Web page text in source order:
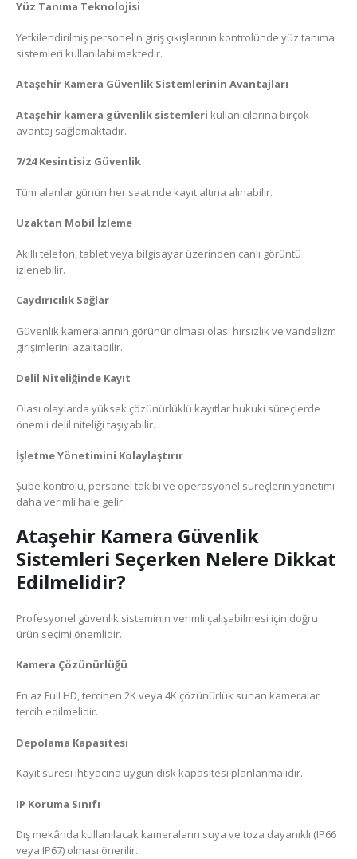
Yüz Tanıma Teknolojisi
Yetkilendirilmiş personelin giriş çıkışlarının kontrolünde yüz tanıma
sistemleri kullanılabilmektedir.
Ataşehir Kamera Güvenlik Sistemlerinin Avantajları
Ataşehir kamera güvenlik sistemleri kullanıcılarına birçok
avantaj sağlamaktadır.
7/24 Kesintisiz Güvenlik
Tüm alanlar günün her saatinde kayıt altına alınabilir.
Uzaktan Mobil İzleme
Akıllı telefon, tablet veya bilgisayar üzerinden canlı görüntü
izlenebilir.
Caydırıcılık Sağlar
Güvenlik kameralarının görünür olması olası hırsızlık ve vandalizm
girişimlerini azaltabilir.
Delil Niteliğinde Kayıt
Olası olaylarda yüksek çözünürlüklü kayıtlar hukuki süreçlerde
önemli delil niteliği taşıyabilir.
İşletme Yönetimini Kolaylaştırır
Şube kontrolü, personel takibi ve operasyonel süreçlerin yönetimi
daha verimli hale gelir.
Ataşehir Kamera Güvenlik
Sistemleri Seçerken Nelere Dikkat
Edilmelidir?
Profesyonel güvenlik sisteminin verimli çalışabilmesi için doğru
ürün seçimi önemlidir.
Kamera Çözünürlüğü
En az Full HD, tercihen 2K veya 4K çözünürlük sunan kameralar
tercih edilmelidir.
Depolama Kapasitesi
Kayıt süresi ihtiyacına uygun disk kapasitesi planlanmalıdır.
IP Koruma Sınıfı
Dış mekânda kullanılacak kameraların suya ve toza dayanıklı (IP66
veya IP67) olması önerilir.